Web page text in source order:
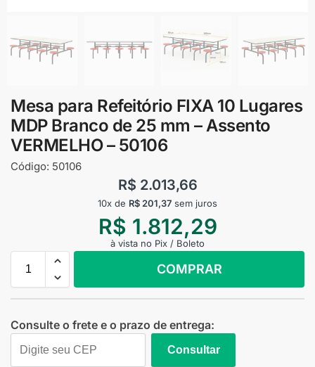
Mesa para Refeitório FIXA 10 Lugares
MDP Branco de 25 mm – Assento
VERMELHO – 50106
Código: 50106
R$ 2.013,66
10x de R$ 201,37 sem juros
R$ 1.812,29
à vista no Pix / Boleto
COMPRAR
Consulte o frete e o prazo de entrega:
Consultar